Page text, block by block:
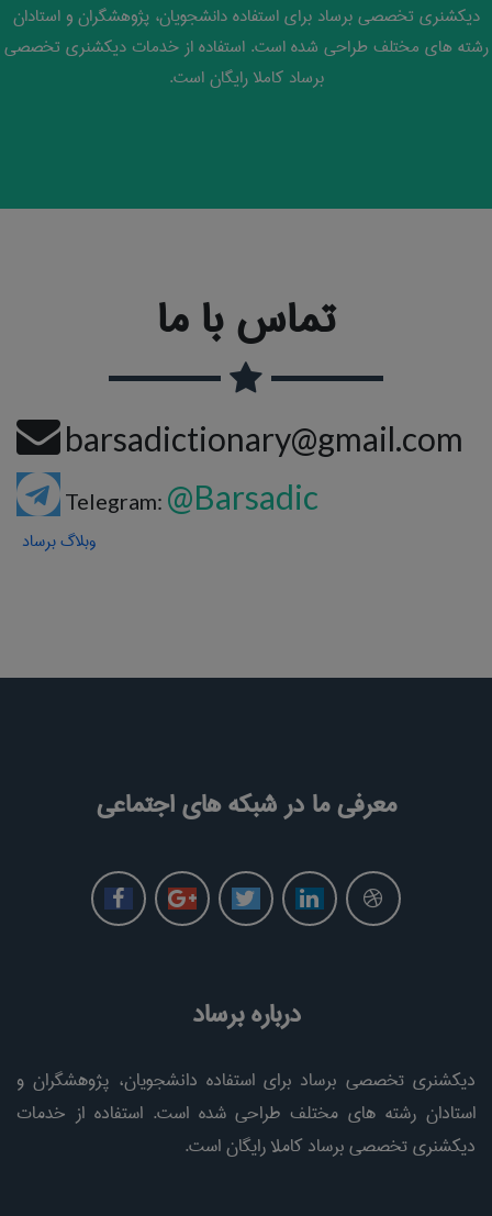
دیکشنری تخصصی برساد برای استفاده دانشجویان، پژوهشگران و استادان
رشته های مختلف طراحی شده است. استفاده از خدمات دیکشنری تخصصی
برساد کاملا رایگان است.
تماس با ما
barsadictionary@gmail.com
Telegram: @Barsadic
وبلاگ برساد
معرفی ما در شبکه های اجتماعی
درباره برساد
دیکشنری تخصصی برساد برای استفاده دانشجویان، پژوهشگران و
استادان رشته های مختلف طراحی شده است. استفاده از خدمات
دیکشنری تخصصی برساد کاملا رایگان است.